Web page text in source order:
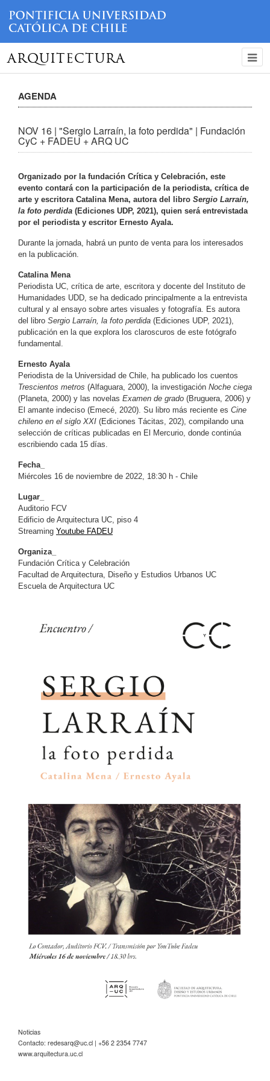
ARQUITECTURA
AGENDA
NOV 16 | "Sergio Larraín, la foto perdida" | Fundación
CyC + FADEU + ARQ UC
Organizado por la fundación Crítica y Celebración, este
evento contará con la participación de la periodista, crítica de
arte y escritora Catalina Mena, autora del libro Sergio Larraín,
la foto perdida (Ediciones UDP, 2021), quien será entrevistada
por el periodista y escritor Ernesto Ayala.
Durante la jornada, habrá un punto de venta para los interesados
en la publicación.
Catalina Mena
Periodista UC, crítica de arte, escritora y docente del Instituto de
Humanidades UDD, se ha dedicado principalmente a la entrevista
cultural y al ensayo sobre artes visuales y fotografía. Es autora
del libro Sergio Larraín, la foto perdida (Ediciones UDP, 2021),
publicación en la que explora los claroscuros de este fotógrafo
fundamental.
Ernesto Ayala
Periodista de la Universidad de Chile, ha publicado los cuentos
Trescientos metros (Alfaguara, 2000), la investigación Noche ciega
(Planeta, 2000) y las novelas Examen de grado (Bruguera, 2006) y
El amante indeciso (Emecé, 2020). Su libro más reciente es Cine
chileno en el siglo XXI (Ediciones Tácitas, 202), compilando una
selección de críticas publicadas en El Mercurio, donde continúa
escribiendo cada 15 días.
Fecha_
Miércoles 16 de noviembre de 2022, 18:30 h - Chile
Lugar_
Auditorio FCV
Edificio de Arquitectura UC, piso 4
Streaming Youtube FADEU
Organiza_
Fundación Crítica y Celebración
Facultad de Arquitectura, Diseño y Estudios Urbanos UC
Escuela de Arquitectura UC
Noticias
Contacto: redesarq@uc.cl | +56 2 2354 7747
www.arquitectura.uc.cl